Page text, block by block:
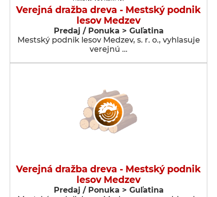
Verejná dražba dreva - Mestský podnik
lesov Medzev
Predaj / Ponuka > Guľatina
Mestský podnik lesov Medzev, s. r. o., vyhlasuje
verejnú …
Verejná dražba dreva - Mestský podnik
lesov Medzev
Predaj / Ponuka > Guľatina